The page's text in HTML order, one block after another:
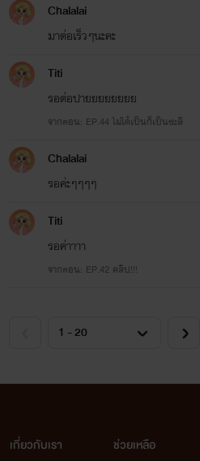
Chalalai
มาต่อเร็วๆนะคะ
Titi
รอต่อปายยยยยยยย
จากตอน: EP.44 ไม่ได้เป็นก็เป็นซะสิ
Chalalai
รอค่ะๆๆๆๆ
Titi
รอค่าาาา
จากตอน: EP.42 คลิป!!!
เกี่ยวกับเรา
ช่วยเหลือ